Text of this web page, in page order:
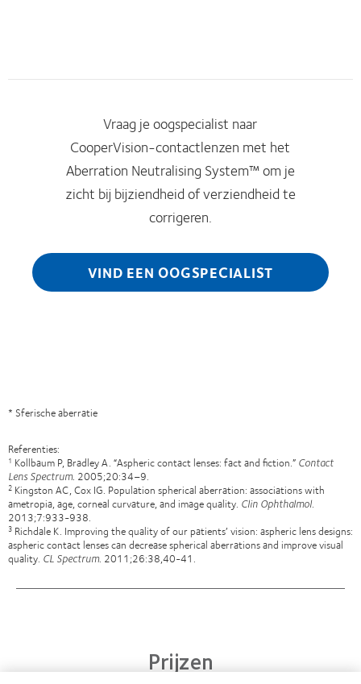
Vraag je oogspecialist naar
CooperVision-contactlenzen met het
Aberration Neutralising System™ om je
zicht bij bijziendheid of verziendheid te
corrigeren.
VIND EEN OOGSPECIALIST
* Sferische aberratie
Referenties:
1 Kollbaum P, Bradley A. “Aspheric contact lenses: fact and fiction.” Contact
Lens Spectrum. 2005;20:34–9.
2 Kingston AC, Cox IG. Population spherical aberration: associations with
ametropia, age, corneal curvature, and image quality. Clin Ophthalmol.
2013;7:933-938.
3 Richdale K. Improving the quality of our patients’ vision: aspheric lens designs:
aspheric contact lenses can decrease spherical aberrations and improve visual
quality. CL Spectrum. 2011;26:38,40-41.
Prijzen